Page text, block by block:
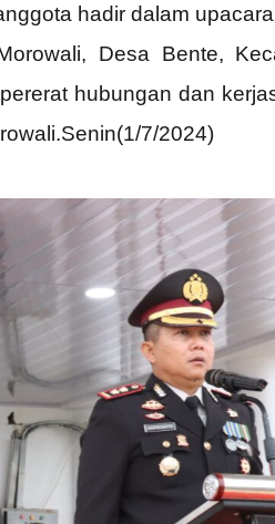
hadir dalam
Desa Bente,
hubungan dan
7/2024)